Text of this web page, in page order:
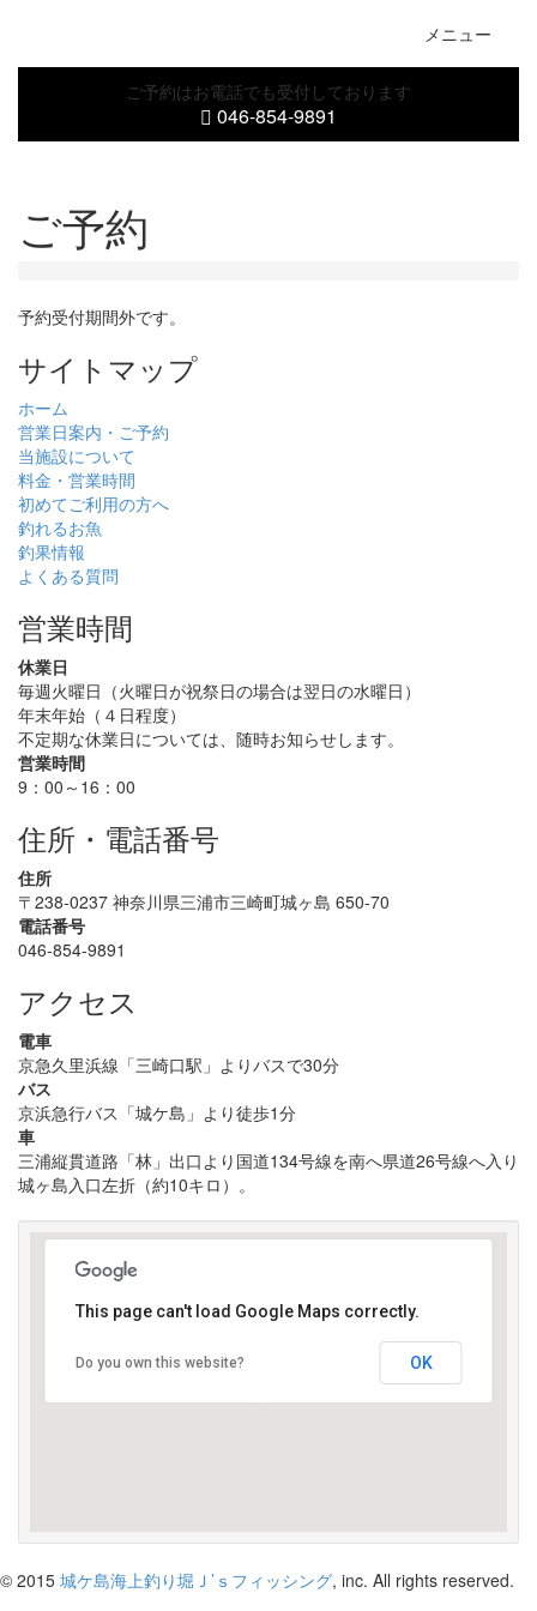
メニュー
ご予約はお電話でも受付しております
046-854-9891
ご予約
予約受付期間外です。
サイトマップ
ホーム
営業日案内・ご予約
当施設について
料金・営業時間
初めてご利用の方へ
釣れるお魚
釣果情報
よくある質問
営業時間
休業日
毎週火曜日（火曜日が祝祭日の場合は翌日の水曜日）
年末年始（４日程度）
不定期な休業日については、随時お知らせします。
営業時間
9：00～16：00
住所・電話番号
住所
〒238-0237 神奈川県三浦市三崎町城ヶ島 650-70
電話番号
046-854-9891
アクセス
電車
京急久里浜線「三崎口駅」よりバスで30分
バス
京浜急行バス「城ケ島」より徒歩1分
車
三浦縦貫道路「林」出口より国道134号線を南へ県道26号線へ入り
城ヶ島入口左折（約10キロ）。
受け付けはこちら
This page can't load Google Maps correctly.
Do you own this website? OK
© 2015 城ケ島海上釣り堀Ｊ’ｓフィッシング, inc. All rights reserved.